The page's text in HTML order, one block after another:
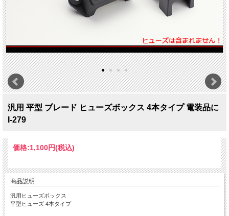
汎用 平型 ブレード ヒューズボックス 4本タイプ 電装品に
I-279
価格:1,100円(税込)
商品説明
汎用ヒューズボックス
平型ヒューズ 4本タイプ